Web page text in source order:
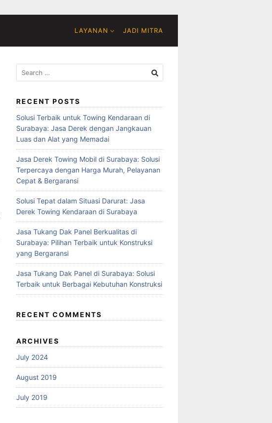
LAYANAN JADI MITRA
Search
for:
RECENT POSTS
Solusi Terbaik untuk Towing Kendaraan di
Surabaya: Jasa Derek dengan Jangkauan
Luas dan Alat yang Memadai
Jasa Derek Towing Mobil di Surabaya: Solusi
Terpercaya dengan Harga Murah, Pelayanan
Cepat & Bergaransi
Solusi Tepat dalam Situasi Darurat: Jasa
Derek Towing Kendaraan di Surabaya
Jasa Tukang Dak Panel Berkualitas di
Surabaya: Pilihan Terbaik untuk Konstruksi
yang Bergaransi
Jasa Tukang Dak Panel di Surabaya: Solusi
Terbaik untuk Berbagai Kebutuhan Konstruksi
RECENT COMMENTS
ARCHIVES
July 2024
August 2019
July 2019